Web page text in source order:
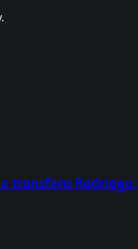
transferu Rodriego.